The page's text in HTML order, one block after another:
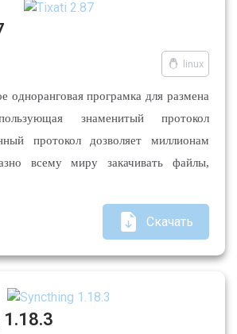
linux
одноранговая програмка для размена
знаменитый протокол
протокол дозволяет миллионам
всему миру закачивать файлы,
Скачать